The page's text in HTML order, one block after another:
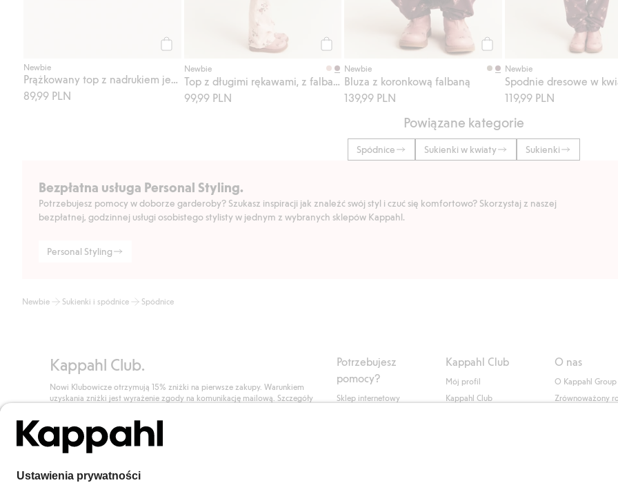
Newbie
Prążkowany top z nadrukiem jeżynowym
89,99 PLN
Newbie
Top z długimi rękawami, z falbaną
99,99 PLN
Newbie
Bluza z koronkową falbaną
139,99 PLN
Newbie
Spodnie dresowe w
119,99 PLN
Powiązane kategorie
Spódnice Sukienki w kwiaty Sukienki
Bezpłatna usługa Personal Styling.
Potrzebujesz pomocy w doborze garderoby? Szukasz inspiracji jak znaleźć swój styl i czuć się komfortowo? Skorzystaj z naszej
bezpłatnej, godzinnej usługi osobistego stylisty w jednym z wybranych sklepów Kappahl.
Personal Styling
Newbie Sukienki i spódnice Spódnice
Kappahl Club.
Nowi Klubowicze otrzymują 15% zniżki na pierwsze zakupy. Warunkiem
uzyskania zniżki jest wyrażenie zgody na komunikację mailową. Szczegóły
Dołącz do Klubu!
Potrzebujesz
pomocy?
Sklep internetowy
Kappahl Club
Mój profil
Kappahl Club
O nas
O Kappahl Group
Zrównoważony